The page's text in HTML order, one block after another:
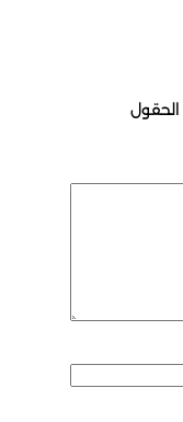
الحقول